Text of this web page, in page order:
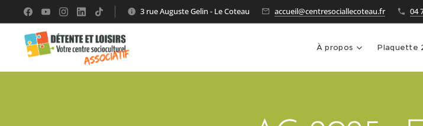
3 rue Auguste Gelin - Le Coteau accueil@centresociallecoteau.fr 04
À propos Plaquette